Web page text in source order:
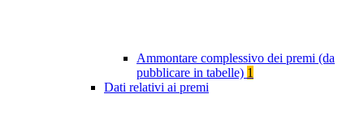
Ammontare complessivo dei premi (da
pubblicare in tabelle) 1
Dati relativi ai premi